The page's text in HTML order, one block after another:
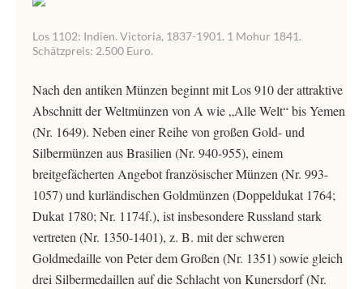
Los 1102: Indien. Victoria, 1837-1901. 1 Mohur 1841.
Schätzpreis: 2.500 Euro.
Nach den antiken Münzen beginnt mit Los 910 der attraktive
Abschnitt der Weltmünzen von A wie „Alle Welt“ bis Yemen
(Nr. 1649). Neben einer Reihe von großen Gold- und
Silbermünzen aus Brasilien (Nr. 940-955), einem
breitgefächerten Angebot französischer Münzen (Nr. 993-
1057) und kurländischen Goldmünzen (Doppeldukat 1764;
Dukat 1780; Nr. 1174f.), ist insbesondere Russland stark
vertreten (Nr. 1350-1401), z. B. mit der schweren
Goldmedaille von Peter dem Großen (Nr. 1351) sowie gleich
drei Silbermedaillen auf die Schlacht von Kunersdorf (Nr.